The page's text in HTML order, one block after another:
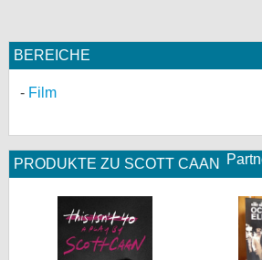
BEREICHE
Film
PRODUKTE ZU SCOTT CAAN